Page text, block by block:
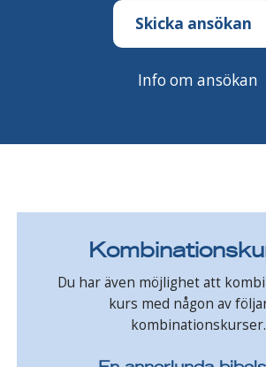
Skicka ansökan
Info om ansökan
Du har även möjlighet att
kurs med någon av
kombinationskurser.